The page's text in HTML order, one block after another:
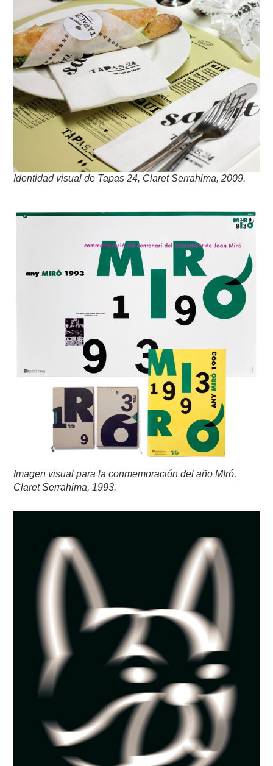
Identidad visual de Tapas 24, Claret Serrahima, 2009.
Imagen visual para la conmemoración del año MIró,
Claret Serrahima, 1993.